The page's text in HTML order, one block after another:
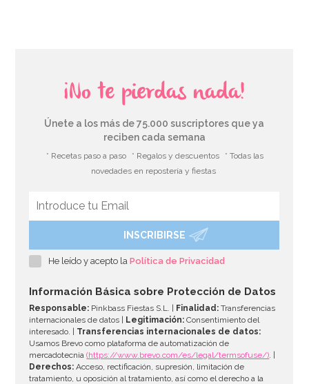
Globo foil Unicornio Mágico
AÑADIR
¡No te pierdas nada!
Únete a los más de 75.000 suscriptores que ya
reciben cada semana
* Recetas paso a paso * Regalos y descuentos
* Todas las
novedades en repostería y fiestas
INSCRIBIRSE
He leído y acepto laPolítica de Privacidad
Información Básica sobre Protección de Datos
Responsable: Pinkbass Fiestas S.L. | Finalidad: Transferencias
internacionales de datos |
Legitimación: Consentimiento del
interesado. | Transferencias internacionales de datos:
Usamos Brevo como plataforma de automatización de
mercadotecnia(https://www.brevo.com/es/legal/termsofuse/). |
Derechos: Acceso, rectificación, supresión, limitación de
tratamiento, u oposición al tratamiento, así como el derecho a la